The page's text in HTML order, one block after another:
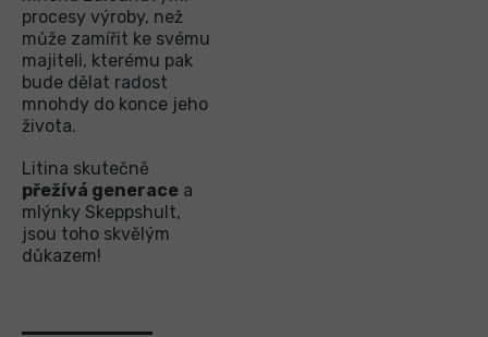
procesy výroby, než
může zamířit ke svému
majiteli, kterému pak
bude dělat radost
mnohdy do konce jeho
života.
Litina skutečně
přežívá generace a
mlýnky Skeppshult,
jsou toho skvělým
důkazem!